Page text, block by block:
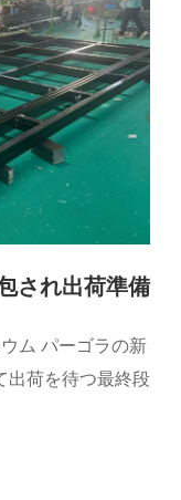
され出荷準備
ム パーゴラの新
出荷を待つ最終段